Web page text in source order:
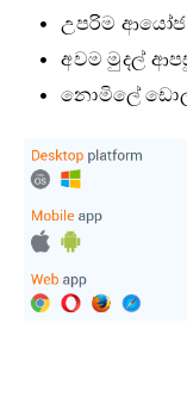
උපරිම
අවම මුදල්
නොමිලේ